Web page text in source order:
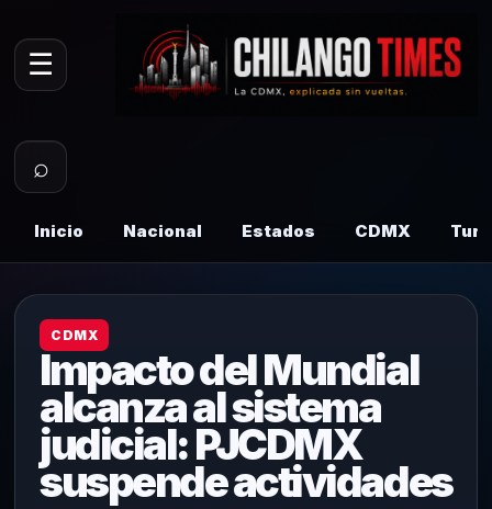
☰
⌕
Inicio Nacional Estados CDMX
CDMX
Impacto del Mundial
alcanza al sistema
judicial: PJCDMX
suspende actividades